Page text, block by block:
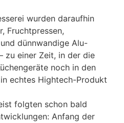
wurden daraufhin
Fruchtpressen,
dünnwandige Alu-
zu einer Zeit, in der die
noch in den
echtes Hightech-Produkt
folgten schon bald
Anfang der